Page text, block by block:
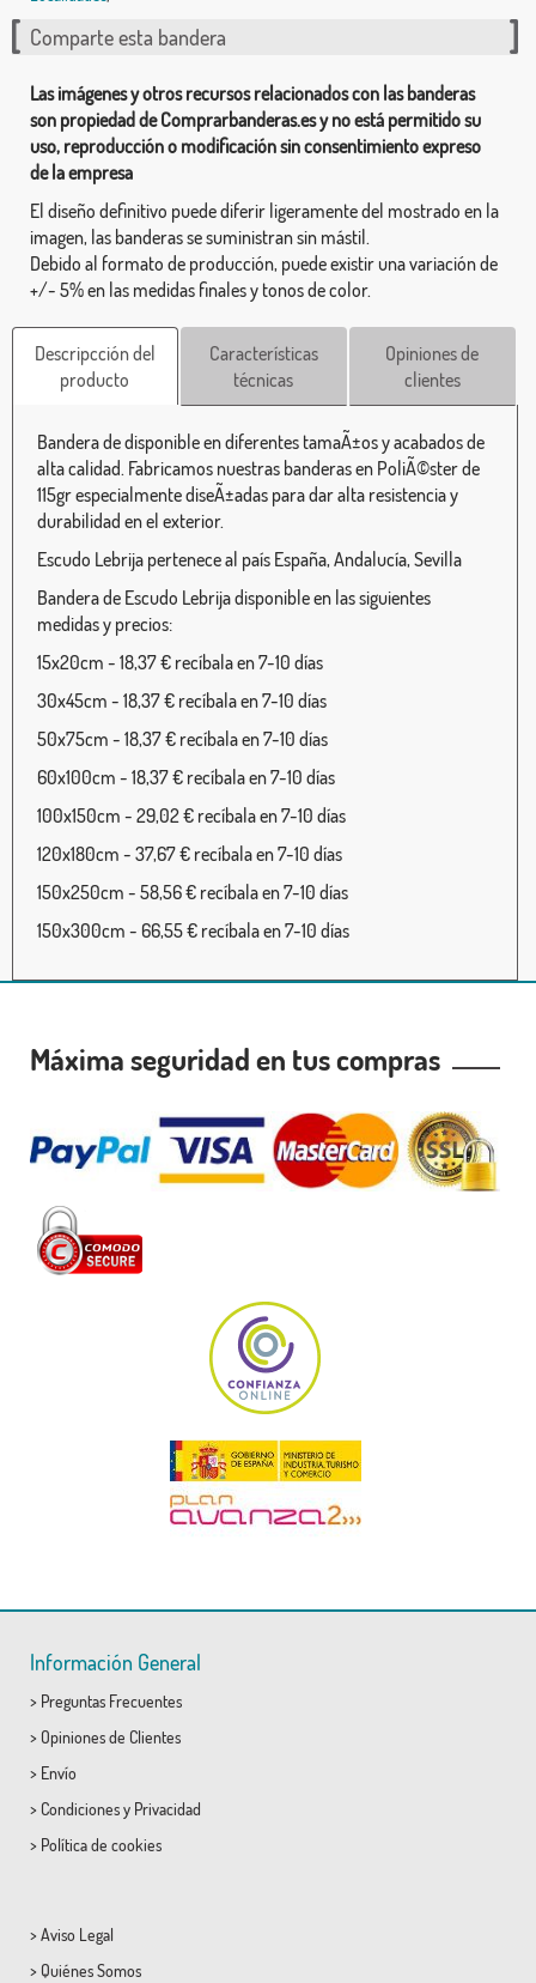
Comparte esta bandera
Las imágenes y otros recursos relacionados con las banderas
son propiedad de Comprarbanderas.es y no está permitido su
uso, reproducción o modificación sin consentimiento expreso
de la empresa
El diseño definitivo puede diferir ligeramente del mostrado en la
imagen, las banderas se suministran sin mástil.
Debido al formato de producción, puede existir una variación de
+/- 5% en las medidas finales y tonos de color.
Descripcción del
producto
Características
técnicas
Opiniones de
clientes
Bandera de disponible en diferentes tamaÃ±os y acabados de
alta calidad. Fabricamos nuestras banderas en PoliÃ©ster de
115gr especialmente diseÃ±adas para dar alta resistencia y
durabilidad en el exterior.
Escudo Lebrija pertenece al país España, Andalucía, Sevilla
Bandera de Escudo Lebrija disponible en las siguientes
medidas y precios:
15x20cm - 18,37 € recíbala en 7-10 días
30x45cm - 18,37 € recíbala en 7-10 días
50x75cm - 18,37 € recíbala en 7-10 días
60x100cm - 18,37 € recíbala en 7-10 días
100x150cm - 29,02 € recíbala en 7-10 días
120x180cm - 37,67 € recíbala en 7-10 días
150x250cm - 58,56 € recíbala en 7-10 días
150x300cm - 66,55 € recíbala en 7-10 días
Máxima seguridad en tus compras
Información General
> Preguntas Frecuentes
> Opiniones de Clientes
> Envío
> Condicionesy Privacidad
> Política de cookies
> Aviso Legal
> Quiénes Somos